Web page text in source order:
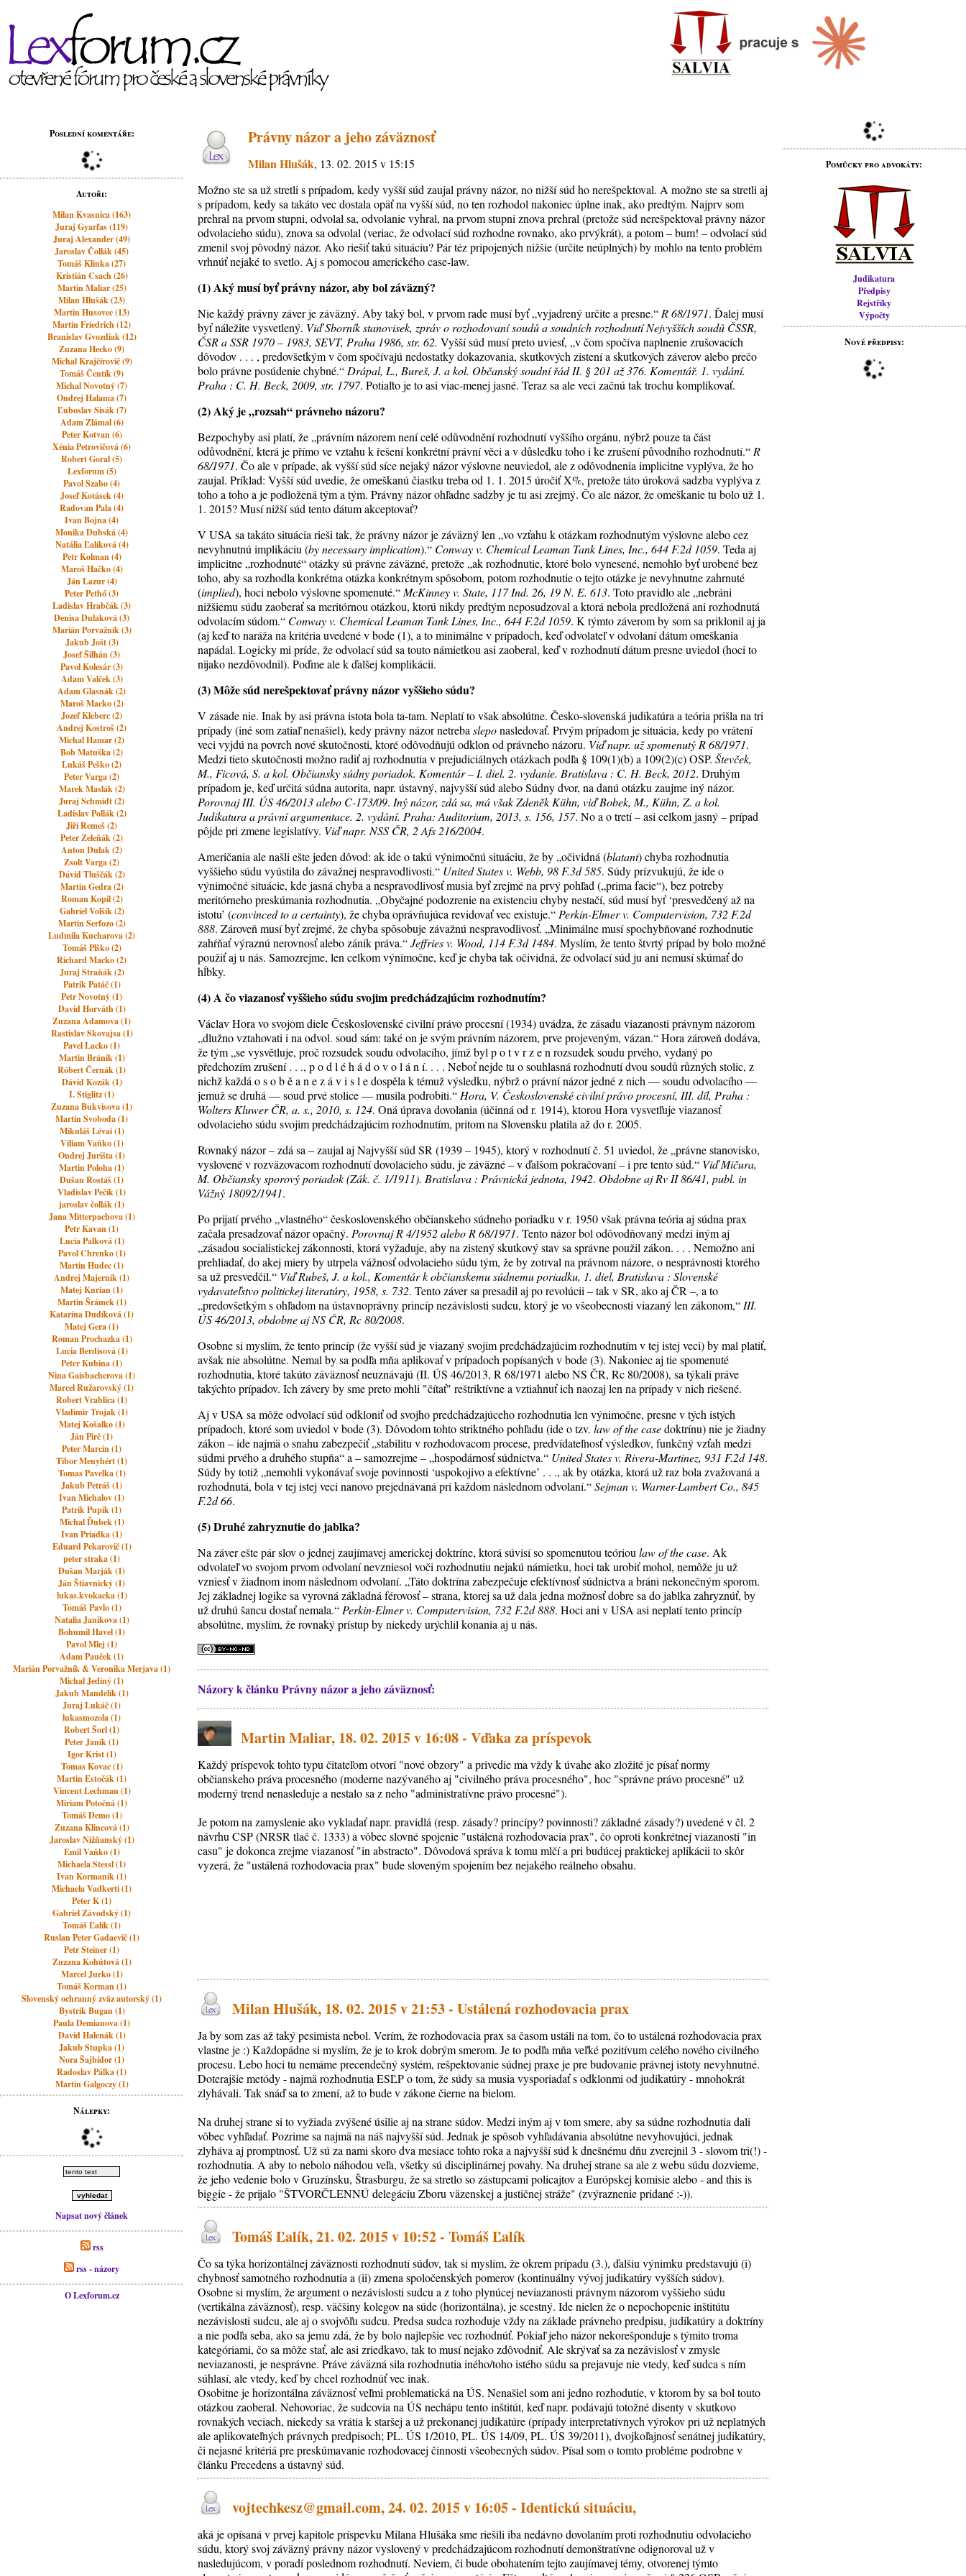
Poslední komentáře:
Autoři:
Milan Kvasnica (163)
Juraj Gyarfas (119)
Juraj Alexander (49)
Jaroslav Čollák (45)
Tomáš Klinka (27)
Kristián Csach (26)
Martin Maliar (25)
Milan Hlušák (23)
Martin Husovec (13)
Martin Friedrich (12)
Branislav Gvozdiak (12)
Zuzana Hecko (9)
Michal Krajčírovič (9)
Tomáš Čentík (9)
Michal Novotný (7)
Ondrej Halama (7)
Ľuboslav Sisák (7)
Adam Zlámal (6)
Peter Kotvan (6)
Xénia Petrovičová (6)
Robert Goral (5)
Lexforum (5)
Pavol Szabo (4)
Josef Kotásek (4)
Radovan Pala (4)
Ivan Bojna (4)
Monika Dubská (4)
Natália Ľalíková (4)
Petr Kolman (4)
Maroš Hačko (4)
Ján Lazur (4)
Peter Pethő (3)
Ladislav Hrabčák (3)
Denisa Dulaková (3)
Marián Porvažník (3)
Jakub Jošt (3)
Josef Šilhán (3)
Pavol Kolesár (3)
Adam Valček (3)
Adam Glasnák (2)
Maroš Macko (2)
Jozef Kleberc (2)
Andrej Kostroš (2)
Michal Hamar (2)
Bob Matuška (2)
Lukáš Peško (2)
Peter Varga (2)
Marek Maslák (2)
Juraj Schmidt (2)
Ladislav Pollák (2)
Jiří Remeš (2)
Peter Zeleňák (2)
Anton Dulak (2)
Zsolt Varga (2)
Dávid Tluščák (2)
Martin Gedra (2)
Roman Kopil (2)
Gabriel Volšík (2)
Martin Serfozo (2)
Ludmila Kucharova (2)
Tomáš Plško (2)
Richard Macko (2)
Juraj Straňák (2)
Patrik Patáč (1)
Petr Novotný (1)
David Horváth (1)
Zuzana Adamova (1)
Rastislav Skovajsa (1)
Pavel Lacko (1)
Martin Bránik (1)
Róbert Černák (1)
Dávid Kozák (1)
I. Stiglitz (1)
Zuzana Bukvisova (1)
Martin Svoboda (1)
Mikuláš Lévai (1)
Viliam Vaňko (1)
Ondrej Jurišta (1)
Martin Poloha (1)
Dušan Rostáš (1)
Vladislav Pečík (1)
jaroslav čollák (1)
Jana Mitterpachova (1)
Petr Kavan (1)
Lucia Palková (1)
Pavol Chrenko (1)
Martin Hudec (1)
Andrej Majerník (1)
Matej Kurian (1)
Martin Šrámek (1)
Katarína Dudíková (1)
Matej Gera (1)
Roman Prochazka (1)
Lucia Berdisová (1)
Peter Kubina (1)
Nina Gaisbacherova (1)
Marcel Ružarovský (1)
Robert Vrablica (1)
Vladimir Trojak (1)
Matej Košalko (1)
Ján Pirč (1)
Peter Marcin (1)
Tibor Menyhért (1)
Tomas Pavelka (1)
Jakub Petráš (1)
Ivan Michalov (1)
Patrik Pupík (1)
Michal Ďubek (1)
Ivan Priadka (1)
Eduard Pekarovič (1)
peter straka (1)
Dušan Marják (1)
Ján Štiavnický (1)
lukas.kvokacka (1)
Tomáš Pavlo (1)
Natalia Janikova (1)
Bohumil Havel (1)
Pavol Mlej (1)
Adam Pauček (1)
Marián Porvažník & Veronika Merjava (1)
Michal Jediný (1)
Jakub Mandelík (1)
Juraj Lukáč (1)
lukasmozola (1)
Robert Šorl (1)
Peter Janík (1)
Igor Krist (1)
Tomas Kovac (1)
Martin Estočák (1)
Vincent Lechman (1)
Miriam Potočná (1)
Tomáš Demo (1)
Zuzana Klincová (1)
Jaroslav Nižňanský (1)
Emil Vaňko (1)
Michaela Stessl (1)
Ivan Kormaník (1)
Michaela Vadkerti (1)
Peter K (1)
Gabriel Závodský (1)
Tomáš Ľalík (1)
Ruslan Peter Gadaevič (1)
Petr Steiner (1)
Zuzana Kohútová (1)
Marcel Jurko (1)
Tomáš Korman (1)
Slovenský ochranný zväz autorský (1)
Bystrik Bugan (1)
Paula Demianova (1)
David Halenák (1)
Jakub Stupka (1)
Nora Šajbidor (1)
Radoslav Pálka (1)
Martin Galgoczy (1)
Nálepky:
Napsat nový článek
rss
rss - názory
O Lexforum.cz
Pomůcky pro advokáty:
Judikatura
Předpisy
Rejstříky
Výpočty
Nové předpisy:
Právny názor a jeho záväznosť
Milan Hlušák, 13. 02. 2015 v 15:15
Možno ste sa už stretli s prípadom, kedy vyšší súd zaujal právny názor, no nižší súd ho nerešpektoval. A možno ste sa stretli aj
s prípadom, kedy sa takáto vec dostala opäť na vyšší súd, no ten rozhodol nakoniec úplne inak, ako predtým. Najprv som
prehral na prvom stupni, odvolal sa, odvolanie vyhral, na prvom stupni znova prehral (pretože súd nerešpektoval právny názor
odvolacieho súdu), znova sa odvolal (veriac, že odvolací súd rozhodne rovnako, ako prvýkrát), a potom – bum! – odvolací súd
zmenil svoj pôvodný názor. Ako riešiť takú situáciu? Pár téz pripojených nižšie (určite neúplných) by mohlo na tento problém
vrhnúť nejaké to svetlo. Aj s pomocou amerického case-law.
(1) Aký musí byť právny názor, aby bol záväzný?
Nie každý právny záver je záväzný. Aby taký bol, v prvom rade musí byť „vyjadrený určite a presne.“ R 68/1971. Ďalej musí
byť náležite vysvetlený. Viď Sborník stanovisek, zpráv o rozhodovaní soudů a soudních rozhodnutí Nejvyšších soudů ČSSR,
ČSR a SSR 1970 – 1983, SEVT, Praha 1986, str. 62. Vyšší súd musí preto uviesť, „v čom spočíva naplnenie zrušovacích
dôvodov . . . , predovšetkým v čom spočívajú nedostatky dokazovania, skutkových zistení a skutkových záverov alebo prečo
bolo právne posúdenie chybné.“ Drápal, L., Bureš, J. a kol. Občanský soudní řád II. § 201 až 376. Komentář. 1. vydání.
Praha : C. H. Beck, 2009, str. 1797. Potiaľto je to asi viac-menej jasné. Teraz sa ale veci začnú tak trochu komplikovať.
(2) Aký je „rozsah“ právneho názoru?
Bezpochyby asi platí, že „právním názorem není celé odůvodnění rozhodnutí vyššího orgánu, nýbrž pouze ta část
odůvodnění, která je přímo ve vztahu k řešení konkrétní právní věci a v důsledku toho i ke zrušení původního rozhodnutí.“ R
68/1971. Čo ale v prípade, ak vyšší súd síce nejaký názor výslovne neuviedol, ale z odôvodnenia implicitne vyplýva, že ho
zaujal. Príklad: Vyšší súd uvedie, že omeškanú čiastku treba od 1. 1. 2015 úročiť X%, pretože táto úroková sadzba vyplýva z
toho a toho a je podložená tým a tým. Právny názor ohľadne sadzby je tu asi zrejmý. Čo ale názor, že omeškanie tu bolo už 1.
1. 2015? Musí nižší súd tento dátum akceptovať?
V USA sa takáto situácia rieši tak, že právny názor je záväzný len „vo vzťahu k otázkam rozhodnutým výslovne alebo cez
nevyhnutnú implikáciu (by necessary implication).“ Conway v. Chemical Leaman Tank Lines, Inc., 644 F.2d 1059. Teda aj
implicitne „rozhodnuté“ otázky sú právne záväzné, pretože „ak rozhodnutie, ktoré bolo vynesené, nemohlo byť urobené bez
toho, aby sa rozhodla konkrétna otázka konkrétnym spôsobom, potom rozhodnutie o tejto otázke je nevyhnutne zahrnuté
(implied), hoci nebolo výslovne spomenuté.“ McKinney v. State, 117 Ind. 26, 19 N. E. 613. Toto pravidlo ale „nebráni
nižšiemu súdu zaoberať sa meritórnou otázkou, ktorú nikdy predtým neposudzoval a ktorá nebola predložená ani rozhodnutá
odvolacím súdom.“ Conway v. Chemical Leaman Tank Lines, Inc., 644 F.2d 1059. K týmto záverom by som sa priklonil aj ja
(aj keď to naráža na kritéria uvedené v bode (1), a to minimálne v prípadoch, keď odvolateľ v odvolaní dátum omeškania
napádal. Logicky mi príde, že odvolací súd sa touto námietkou asi zaoberal, keď v rozhodnutí dátum presne uviedol (hoci to
nijako nezdôvodnil). Poďme ale k ďalšej komplikácii.
(3) Môže súd nerešpektovať právny názor vyššieho súdu?
V zásade nie. Inak by asi právna istota bola ta-tam. Neplatí to však absolútne. Česko-slovenská judikatúra a teória prišla na tri
prípady (iné som zatiaľ nenašiel), kedy právny názor netrebasleponasledovať. Prvým prípadom je situácia, kedy po vrátení
veci vyjdú na povrch nové skutočnosti, ktoré odôvodňujú odklon od právneho názoru. Viď napr. už spomenutý R 68/1971.
Medzi tieto skutočnosti možno radiť aj rozhodnutia v prejudiciálnych otázkach podľa § 109(1)(b) a 109(2)(c) OSP.Števček,
M., Ficová, S. a kol. Občiansky súdny poriadok. Komentár – I. diel. 2. vydanie. Bratislava : C. H. Beck, 2012. Druhým
prípadom je, keď určitá súdna autorita, napr. ústavný, najvyšší súd alebo Súdny dvor, na danú otázku zaujme iný názor.
Porovnaj III. ÚS 46/2013 alebo C-173/09. Iný názor, zdá sa, má však Zdeněk Kühn, viď Bobek, M., Kühn, Z. a kol.
Judikatura a právní argumentace. 2. vydání. Praha: Auditorium, 2013, s. 156, 157. No a o tretí – asi celkom jasný – prípad
pôjde pri zmene legislatívy. Viď napr. NSS ČR, 2 Afs 216/2004.
Američania ale našli ešte jeden dôvod: ak ide o takú výnimočnú situáciu, že by „očividná (blatant) chyba rozhodnutia
vyššieho súdu vyústila do závažnej nespravodlivosti.“ United States v. Webb, 98 F.3d 585. Súdy prízvukujú, že ide o
výnimočné situácie, kde jasná chyba a nespravodlivosť musia byť zrejmé na prvý pohľad („prima facie“), bez potreby
meritórneho preskúmania rozhodnutia. „Obyčajné podozrenie na existenciu chyby nestačí, súd musí byť ‘presvedčený až na
istotu’ (convinced to a certainty), že chyba oprávňujúca revidovať vec existuje.“ Perkin-Elmer v. Computervision, 732 F.2d
888. Zároveň musí byť zrejmé, že chyba spôsobuje závažnú nespravodlivosť. „Minimálne musí spochybňované rozhodnutie
zahŕňať výraznú nerovnosť alebo zánik práva.“Jeffries v. Wood, 114 F.3d 1484. Myslím, že tento štvrtý prípad by bolo možné
použiť aj u nás. Samozrejme, len celkom výnimočne, keď je chyba tak očividná, že odvolací súd ju ani nemusí skúmať do
hĺbky.
(4) A čo viazanosť vyššieho súdu svojim predchádzajúcim rozhodnutím?
Václav Hora vo svojom diele Československé civilní právo procesní (1934) uvádza, že zásadu viazanosti právnym názorom
„dlužno vztahovati i na odvol. soud sám: také on je svým právním názorem, prve projeveným, vázan.“ Hora zároveň dodáva,
že tým „se vysvětluje, proč rozsudek soudu odvolacího, jímž byl p o t v r z e n rozsudek soudu prvého, vydaný po
předchozím zrušení . . ., p o d l é h á d o v o l á n í. . . . Neboť nejde tu o souhlasná rozhodnutí dvou soudů různých stolic, z
nichž každá o s o b ě a n e z á v i s l e dospěla k témuž výsledku, nýbrž o právní názor jedné z nich — soudu odvolacího —
jemuž se druhá — soud prvé stolice — musila podrobiti.“ Hora, V. Československé civilní právo procesní, III. díl, Praha :
Wolters Kluwer ČR, a. s., 2010, s. 124. Oná úprava dovolania (účinná od r. 1914), ktorou Hora vysvetľuje viazanosť
odvolacieho súdu svojim predchádzajúcim rozhodnutím, pritom na Slovensku platila až do r. 2005.
Rovnaký názor – zdá sa – zaujal aj Najvyšší súd SR (1939 – 1945), ktorý v rozhodnutí č. 51 uviedol, že „právne stanovisko,
vyslovené v rozväzovacom rozhodnutí dovolacieho súdu, je záväzné – v ďalšom pokračovaní – i pre tento súd.“ Viď Mičura,
M. Občiansky sporový poriadok (Zák. č. 1/1911). Bratislava : Právnická jednota, 1942. Obdobne aj Rv II 86/41, publ. in
Vážný 18092/1941.
Po prijatí prvého „vlastného“ československého občianskeho súdneho poriadku v r. 1950 však právna teória aj súdna prax
začala presadzovať názor opačný. Porovnaj R 4/1952 alebo R 68/1971. Tento názor bol odôvodňovaný medzi iným aj
„zásadou socialistickej zákonnosti, ktorá vyžaduje, aby na zistený skutkový stav sa správne použil zákon. . . . Nemožno ani
prehliadať, do akej miery by utrpela vážnosť odvolacieho súdu tým, že by zotrval na právnom názore, o nesprávnosti ktorého
sa už presvedčil.“ Viď Rubeš, J. a kol., Komentár k občianskemu súdnemu poriadku, 1. diel, Bratislava : Slovenské
vydavateľstvo politickej literatúry, 1958, s. 732. Tento záver sa presadil aj po revolúcii – tak v SR, ako aj ČR –, a to
„predovšetkým s ohľadom na ústavnoprávny princíp nezávislosti sudcu, ktorý je vo všeobecnosti viazaný len zákonom,“ III.
ÚS 46/2013, obdobne aj NS ČR, Rc 80/2008.
Osobne si myslím, že tento princíp (že vyšší súd je viazaný svojim predchádzajúcim rozhodnutím v tej istej veci) by mal platiť,
avšak nie absolútne. Nemal by sa podľa mňa aplikovať v prípadoch popísaných v bode (3). Nakoniec aj tie spomenuté
rozhodnutia, ktoré takúto záväznosť neuznávajú (II. ÚS 46/2013, R 68/1971 alebo NS ČR, Rc 80/2008), sa týkali práve
takýchto prípadov. Ich závery by sme preto mohli "čítať" reštriktívne a vztiahnuť ich naozaj len na prípady v nich riešené.
Aj v USA sa môže odvolací súd odkloniť od svojho predchádzajúceho rozhodnutia len výnimočne, presne v tých istých
prípadoch, ktoré som uviedol v bode (3). Dôvodom tohto striktného pohľadu (ide o tzv.law of the casedoktrínu) nie je žiadny
zákon – ide najmä o snahu zabezpečiť „stabilitu v rozhodovacom procese, predvídateľnosť výsledkov, funkčný vzťah medzi
súdmi prvého a druhého stupňa“ a – samozrejme – „hospodárnosť súdnictva.“ United States v. Rivera-Martinez, 931 F.2d 148.
Súdy by totiž „nemohli vykonávať svoje povinnosti ‘uspokojivo a efektívne’ . . ., ak by otázka, ktorá už raz bola zvažovaná a
rozhodnutá, bola v tej istej veci nanovo prejednávaná pri každom následnom odvolaní.“Sejman v. Warner-Lambert Co., 845
F.2d 66.
(5) Druhé zahryznutie do jablka?
Na záver ešte pár slov o jednej zaujímavej americkej doktríne, ktorá súvisí so spomenutou teórioulaw of the case. Ak
odvolateľ vo svojom prvom odvolaní nevzniesol voči rozhodnutiu nejakú námietku, hoci tak urobiť mohol, nemôže ju už
vzniesť v žiadnom inom následnom odvolaní. „Táto doktrína zabezpečuje efektívnosť súdnictva a bráni nekonečným sporom.
Jej základnej logike sa vyrovná základná férovosť – strana, ktorej sa už dala jedna možnosť dobre sa do jablka zahryznúť, by
už druhú šancu dostať nemala.“ Perkin-Elmer v. Computervision, 732 F.2d 888. Hoci ani v USA asi neplatí tento princíp
absolútne, myslím, že rovnaký prístup by niekedy urýchlil konania aj u nás.
Názory k článku Právny názor a jeho záväznosť:
Martin Maliar, 18. 02. 2015 v 16:08 - Vďaka za príspevok
Každý príspevok tohto typu čitateľom otvorí "nové obzory" a privedie ma vždy k úvahe ako zložité je písať normy
občianskeho práva procesného (moderne nazývaného aj "civilného práva procesného", hoc "správne právo procesné" už
moderný trend nenasleduje a nestalo sa z neho "administratívne právo procesné").
Je potom na zamyslenie ako vykladať napr. pravidlá (resp. zásady? princípy? povinnosti? základné zásady?) uvedené v čl. 2
návrhu CSP (NRSR tlač č. 1333) a vôbec slovné spojenie "ustálená rozhodovacia prax", čo oproti konkrétnej viazanosti "in
casu" je dokonca zrejme viazanosť "in abstracto". Dôvodová správa k tomu mlčí a pri budúcej praktickej aplikácii to skôr
vyzerá, že "ustálená rozhodovacia prax" bude sloveným spojením bez nejakého reálneho obsahu.
Milan Hlušák, 18. 02. 2015 v 21:53 - Ustálená rozhodovacia prax
Ja by som zas až taký pesimista nebol. Verím, že rozhodovacia prax sa časom ustáli na tom, čo to ustálená rozhodovacia prax
vlastne je :) Každopádne si myslím, že je to krok dobrým smerom. Je to podľa mňa veľké pozitívum celého nového civilného
procesu. Lebo hoci tu nemáme precendečný systém, rešpektovanie súdnej praxe je pre budovanie právnej istoty nevyhnutné.
Doterajšie metódy - najmä rozhodnutia ESĽP o tom, že súdy sa musia vysporiadať s odklonmi od judikatúry - mnohokrát
zlyhávali. Tak snáď sa to zmení, až to bude v zákone čierne na bielom.
Na druhej strane si to vyžiada zvýšené úsilie aj na strane súdov. Medzi iným aj v tom smere, aby sa súdne rozhodnutia dali
vôbec vyhľadať. Pozrime sa najmä na náš najvyšší súd. Jednak je spôsob vyhľadávania absolútne nevyhovujúci, jednak
zlyháva aj promptnosť. Už sú za nami skoro dva mesiace tohto roka a najvyšší súd k dnešnému dňu zverejnil 3 - slovom tri(!) -
rozhodnutia. A aby to nebolo náhodou veľa, všetky sú disciplinárnej povahy. Na druhej strane sa ale z webu súdu dozvieme,
že jeho vedenie bolo v Gruzínsku, Štrasburgu, že sa stretlo so zástupcami policajtov a Európskej komisie alebo - and this is
biggie - že prijalo "ŠTVORČLENNÚ delegáciu Zboru väzenskej a justičnej stráže" (zvýraznenie pridané :-)).
Tomáš Ľalík, 21. 02. 2015 v 10:52 - Tomáš Ľalík
Čo sa týka horizontálnej záväznosti rozhodnutí súdov, tak si myslím, že okrem prípadu (3.), ďalšiu výnimku predstavujú (i)
chybnosť samotného rozhodnutia a (ii) zmena spoločenských pomerov (kontinuálny vývoj judikatúry vyšších súdov).
Osobne si myslím, že argument o nezávislosti sudcu a z toho plynúcej neviazanosti právnym názorom vyššieho súdu
(vertikálna záväznosť), resp. väčšiny kolegov na súde (horizontálna), je scestný. Ide nielen že o nepochopenie inštitútu
nezávislosti sudcu, ale aj o svojvôľu sudcu. Predsa sudca rozhoduje vždy na základe právneho predpisu, judikatúry a doktríny
a nie podľa seba, ako sa jemu zdá, že by bolo najlepšie vec rozhodnúť. Pokiaľ jeho názor nekorešponduje s týmito troma
kategóriami, čo sa môže stať, ale asi zriedkavo, tak to musí nejako zdôvodniť. Ale skrývať sa za nezávislosť v zmysle
neviazanosti, je nesprávne. Práve záväzná sila rozhodnutia iného/toho istého súdu sa prejavuje nie vtedy, keď sudca s ním
súhlasí, ale vtedy, keď by chcel rozhodnúť vec inak.
Osobitne je horizontálna záväznosť veľmi problematická na ÚS. Nenašiel som ani jedno rozhodutie, v ktorom by sa bol touto
otázkou zaoberal. Nehovoriac, že sudcovia na ÚS nechápu tento inštitút, keď napr. podávajú totožné disenty v skutkovo
rovnakých veciach, niekedy sa vrátia k staršej a už prekonanej judikatúre (prípady interpretatívnych výrokov pri už neplatných
ale aplikovateľných právnych predpisoch; PL. ÚS 1/2010, PL. ÚS 14/09, PL. ÚS 39/2011), dvojkoľajnosť senátnej judikatúry,
či nejasné kritériá pre preskúmavanie rozhodovacej činnosti všeobecných súdov. Písal som o tomto probléme podrobne v
článku Precedens a ústavný súd.
vojtechkesz@gmail.com, 24. 02. 2015 v 16:05 - Identickú situáciu,
aká je opísaná v prvej kapitole príspevku Milana Hlušáka sme riešili iba nedávno dovolaním proti rozhodnutiu odvolacieho
súdu, ktorý svoj záväzný právny názor vyslovený v predchádzajúcom rozhodnutí demonštratívne odignoroval už v
nasledujúcom, v poradí poslednom rozhodnutí. Neviem, či bude obohatením tejto zaujímavej témy, otvorenej týmto